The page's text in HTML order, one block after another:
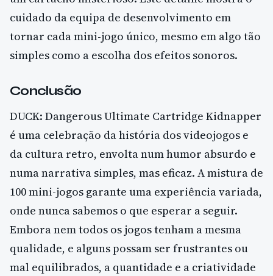
cuidado da equipa de desenvolvimento em
tornar cada mini-jogo único, mesmo em algo tão
simples como a escolha dos efeitos sonoros.
Conclusão
DUCK: Dangerous Ultimate Cartridge Kidnapper
é uma celebração da história dos videojogos e
da cultura retro, envolta num humor absurdo e
numa narrativa simples, mas eficaz. A mistura de
100 mini-jogos garante uma experiência variada,
onde nunca sabemos o que esperar a seguir.
Embora nem todos os jogos tenham a mesma
qualidade, e alguns possam ser frustrantes ou
mal equilibrados, a quantidade e a criatividade